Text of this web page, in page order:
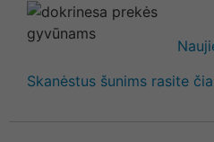
Skanėstus šunims rasite čia